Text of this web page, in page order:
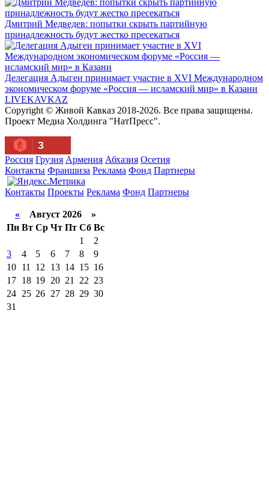
Дмитрий Медведев: попытки скрыть партийную
принадлежность будут жестко пресекаться
Делегация Адыгеи принимает участие в XVI Международном
экономическом форуме «Россия — исламский мир» в Казани
LIVEKAVKAZ
Copyright © Живой Кавказ 2018-2026. Все права защищены.
Проект Медиа Холдинга "НатПресс".
3
Россия Грузия Армения Абхазия Осетия
Контакты Франшиза Реклама Фонд Партнеры
Контакты Проекты Реклама Фонд Партнеры
« Август 2026 »
Пн Вт Ср Чт Пт Сб Вс
1
2
3
4 5 6 7 8
9
10 11 12 13 14 15 16
17 18 19 20 21 22 23
24 25 26 27 28 29 30
31